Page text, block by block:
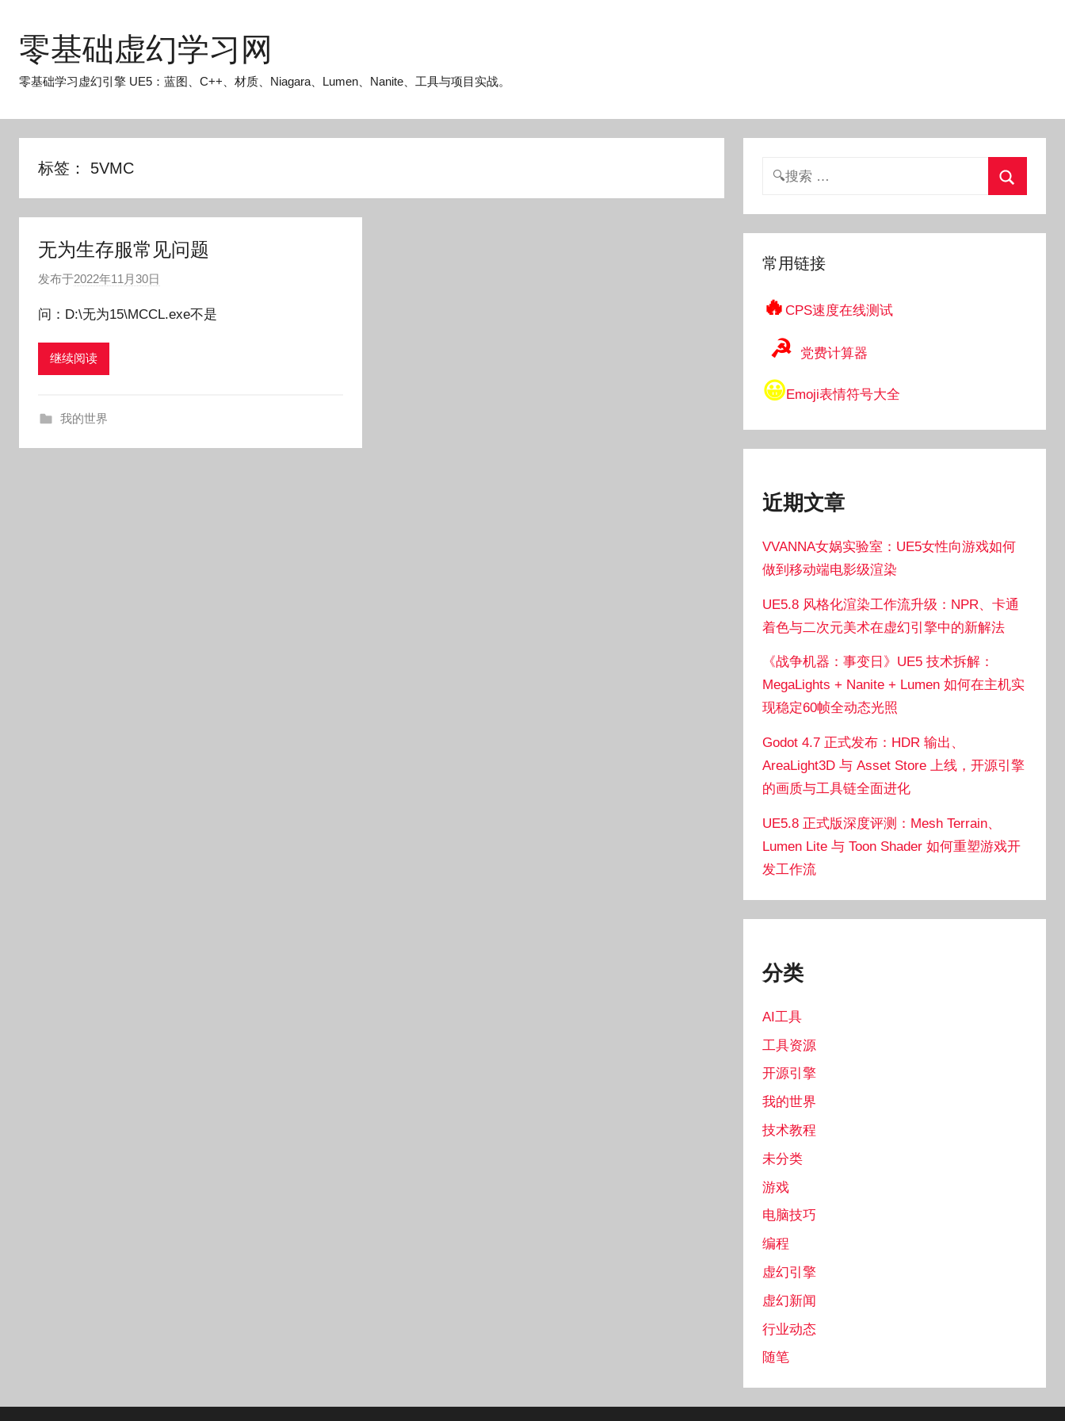
零基础虚幻学习网
零基础学习虚幻引擎 UE5：蓝图、C++、材质、Niagara、Lumen、Nanite、工具与项目实战。
标签： 5VMC
无为生存服常见问题
发布于2022年11月30日
:
问：D:\无为15\MCCL.exe不是
继续阅读
我的世界
搜
常用链接
🔥CPS速度在线测试
☭ 党费计算器
😀Emoji表情符号大全
近期文章
VVANNA女娲实验室：UE5女性向游戏如何
做到移动端电影级渲染
UE5.8 风格化渲染工作流升级：NPR、卡通
着色与二次元美术在虚幻引擎中的新解法
《战争机器：事变日》UE5 技术拆解：
MegaLights + Nanite + Lumen 如何在主机实
现稳定60帧全动态光照
Godot 4.7 正式发布：HDR 输出、
AreaLight3D 与 Asset Store 上线，开源引擎
的画质与工具链全面进化
UE5.8 正式版深度评测：Mesh Terrain、
Lumen Lite 与 Toon Shader 如何重塑游戏开
发工作流
分类
AI工具
工具资源
开源引擎
我的世界
技术教程
未分类
游戏
电脑技巧
编程
虚幻引擎
虚幻新闻
行业动态
随笔